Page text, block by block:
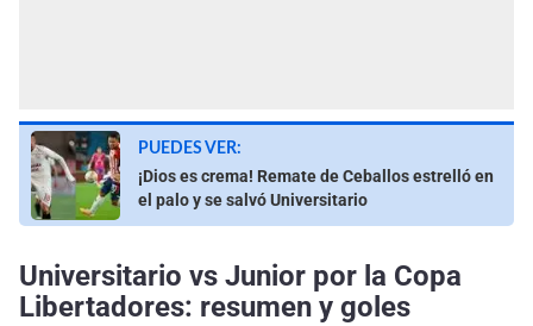
PUEDES VER:
¡Dios es crema! Remate de Ceballos estrelló en
el palo y se salvó Universitario
Universitario vs Junior por la Copa
Libertadores: resumen y goles